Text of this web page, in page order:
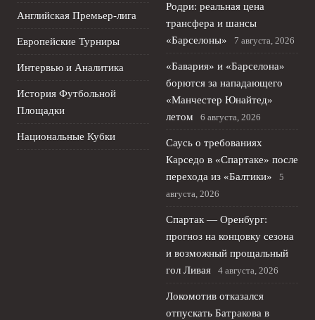
Английская Премьер-лига
Европейские Турниры
Интервью и Аналитика
История Футбольной
Площадки
Национальные Кубки
Родри: реальная цена
трансфера и шансы
«Барселоны»
7 августа, 2026
«Бавария» и «Барселона»
борются за нападающего
«Манчестер Юнайтед»
летом
6 августа, 2026
Саусь о требованиях
Карседо в «Спартаке» после
перехода из «Балтики»
5
августа, 2026
Спартак — Оренбург:
прогноз на концовку сезона
и возможный прощальный
гол Ливая
4 августа, 2026
Локомотив отказался
отпускать Батракова в